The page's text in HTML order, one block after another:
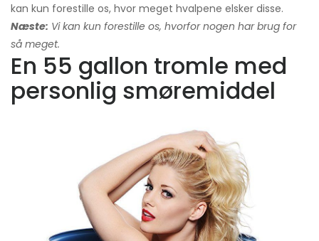
kan kun forestille os, hvor meget hvalpene elsker disse.
Næste: Vi kan kun forestille os, hvorfor nogen har brug for
så meget.
En 55 gallon tromle med
personlig smøremiddel